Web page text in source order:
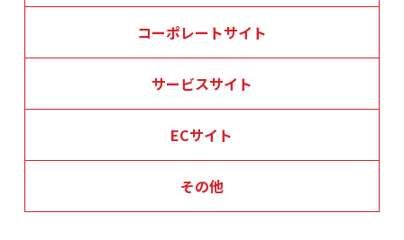
コーポレートサイト
サービスサイト
ECサイト
その他